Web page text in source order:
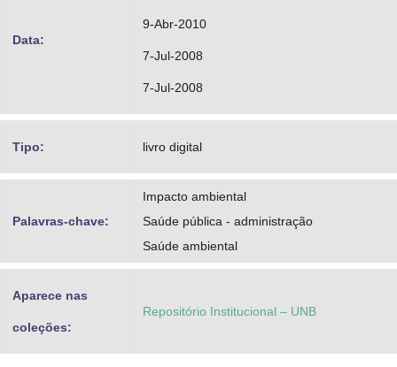
Data:
9-Abr-2010
7-Jul-2008
7-Jul-2008
Tipo: livro digital
Palavras-chave:
Impacto ambiental
Saúde pública - administração
Saúde ambiental
Aparece nas
coleções:
Repositório Institucional – UNB